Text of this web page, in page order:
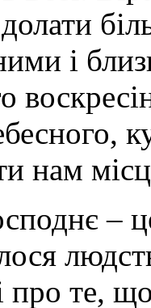
і
нам
–
про те,